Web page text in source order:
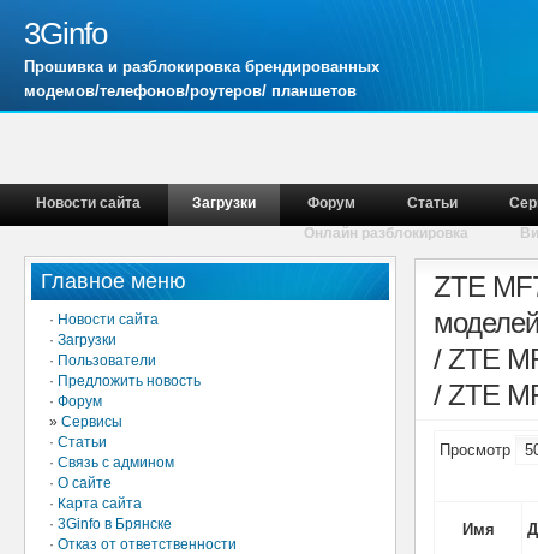
3Ginfo
Прошивка и разблокировка брендированных
модемов/телефонов/роутеров/ планшетов
Новости сайта Загрузки Форум Статьи
Онлайн разблокировка
Главное меню
· Новости сайта
· Загрузки
· Пользователи
· Предложить новость
· Форум
» Сервисы
· Статьи
· Связь с админом
· О сайте
· Карта сайта
· 3Ginfo в Брянске
· Отказ от ответственности
ZTE
/ ZTE
/ ZTE
Просмотр
Имя